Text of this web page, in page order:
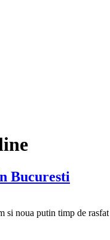
Bucuresti
si noua putin timp de rasfat